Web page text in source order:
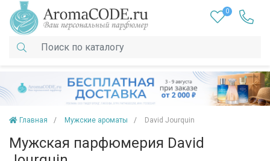
0
Главная Мужские ароматы David Jourquin
Мужская парфюмерия David